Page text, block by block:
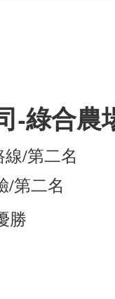
-綠合農
線/第二名
/第二名
勝